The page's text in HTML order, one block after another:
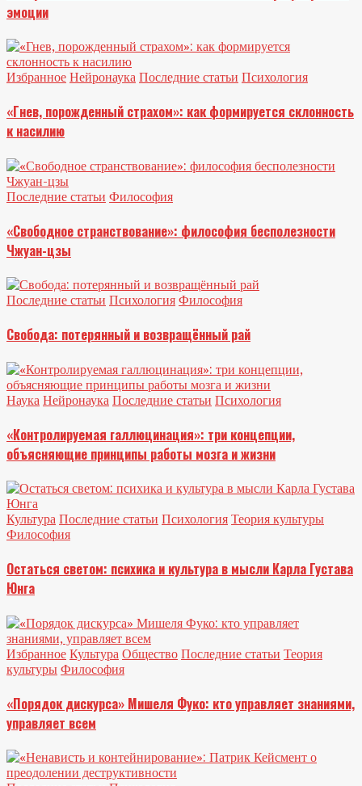
эмоции
Избранное Нейронаука Последние статьи Психология
«Гнев, порожденный страхом»: как формируется склонность
к насилию
Последние статьи Философия
«Свободное странствование»: философия бесполезности
Чжуан-цзы
Последние статьи Психология Философия
Свобода: потерянный и возвращённый рай
Наука Нейронаука Последние статьи Психология
«Контролируемая галлюцинация»: три концепции,
объясняющие принципы работы мозга и жизни
Культура Последние статьи Психология Теория культуры
Философия
Остаться светом: психика и культура в мысли Карла Густава
Юнга
Избранное Культура Общество Последние статьи Теория
культуры Философия
«Порядок дискурса» Мишеля Фуко: кто управляет знаниями,
управляет всем